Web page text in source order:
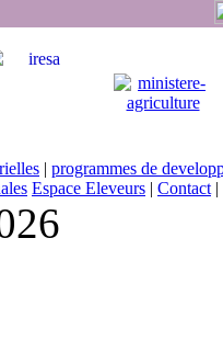
| programmes de
Espace Eleveurs | Contact |